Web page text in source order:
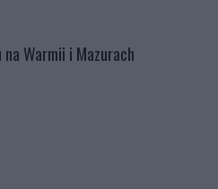
Warmii i Mazurach